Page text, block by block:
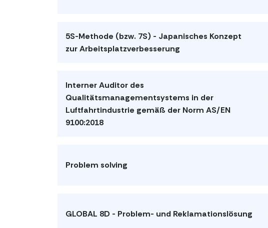
5S-Methode (bzw. 7S) - Japanisches Konzept
zur Arbeitsplatzverbesserung
Interner Auditor des
Qualitätsmanagementsystems in der
Luftfahrtindustrie gemäß der Norm AS/EN
9100:2018
Problem solving
GLOBAL 8D - Problem- und Reklamationslösung